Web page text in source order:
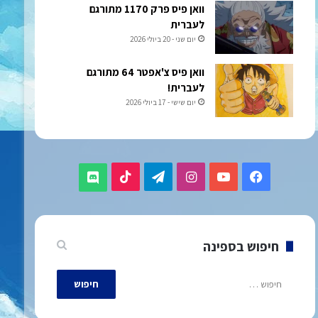
וואן פיס פרק 1170 מתורגם
לעברית
יום שני - 20 ביולי 2026
וואן פיס צ'אפטר 64 מתורגם
לעברית!
יום שישי - 17 ביולי 2026
Facebook
YouTube
Instagram
Telegram
TikTok
Discord
חיפוש בספינה
חיפוש: